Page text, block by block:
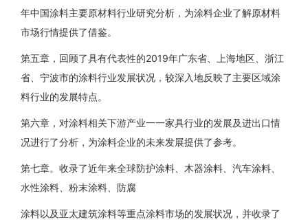
年中国涂料主要原材料行业研究分析，为涂料企业了解原材料
市场行情提供了借鉴。
第五章，回顾了具有代表性的2019年广东省、上海地区、浙江
省、宁波市的涂料行业发展状况，较深入地反映了主要区域涂
料行业的发展特点。
第六章，对涂料相关下游产业一一家具行业的发展及进出口情
况进行了分析，为涂料企业的未来发展提供了参考。
第七章。收录了近年来全球防护涂料、木器涂料、汽车涂料、
水性涂料、粉末涂料、防腐
涂料以及亚太建筑涂料等重点涂料市场的发展状况，并收录了